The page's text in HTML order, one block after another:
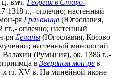
вмч. Георгия в Старо-
1318 г.,- оплечно; настенный
ря Грачаница (Югославия,
оплечно; настенный
ря Дечаны (Югославия, Косово
настенный минологий
Валахии (Румыния), ок. 1386 г.,-
в Зверином мон-ре в
х гг. XV в. На минейной иконе